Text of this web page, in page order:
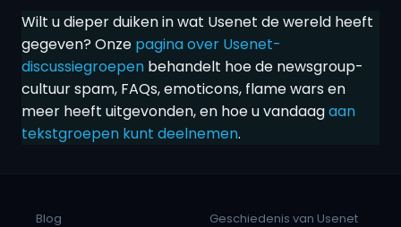
Wilt u dieper duiken in wat Usenet de wereld heeft
gegeven? Onze pagina over Usenet-
discussiegroepen behandelt hoe de newsgroup-
cultuur spam, FAQs, emoticons, flame wars en
meer heeft uitgevonden, en hoe u vandaagaan
tekstgroepen kunt deelnemen.
Blog
Geschiedenis van Usenet